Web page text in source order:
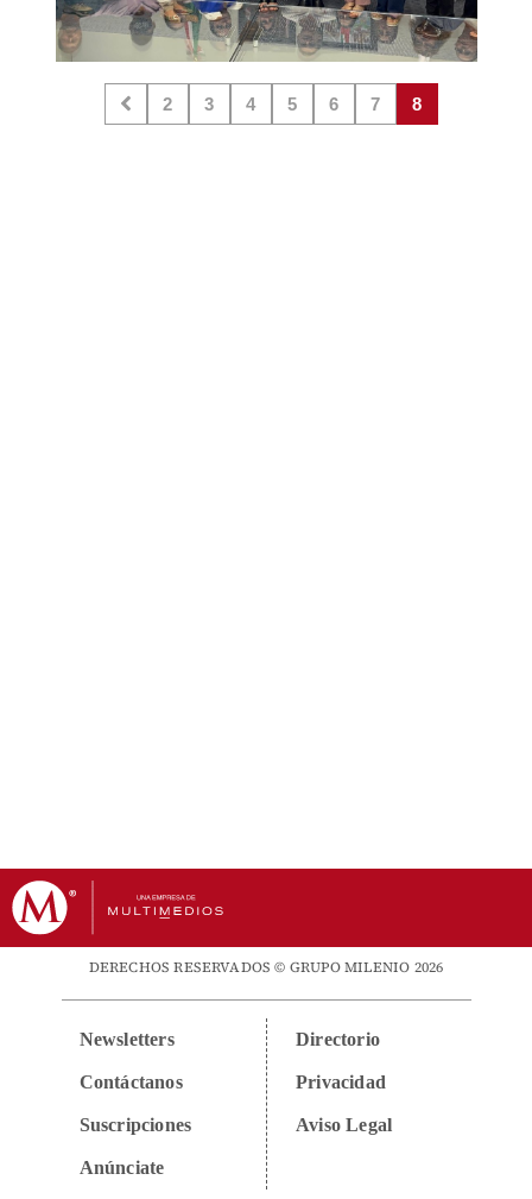
2 3 4 5 6 7 8
DERECHOS RESERVADOS © GRUPO MILENIO 2026
Newsletters
Contáctanos
Suscripciones
Anúnciate
Directorio
Privacidad
Aviso Legal